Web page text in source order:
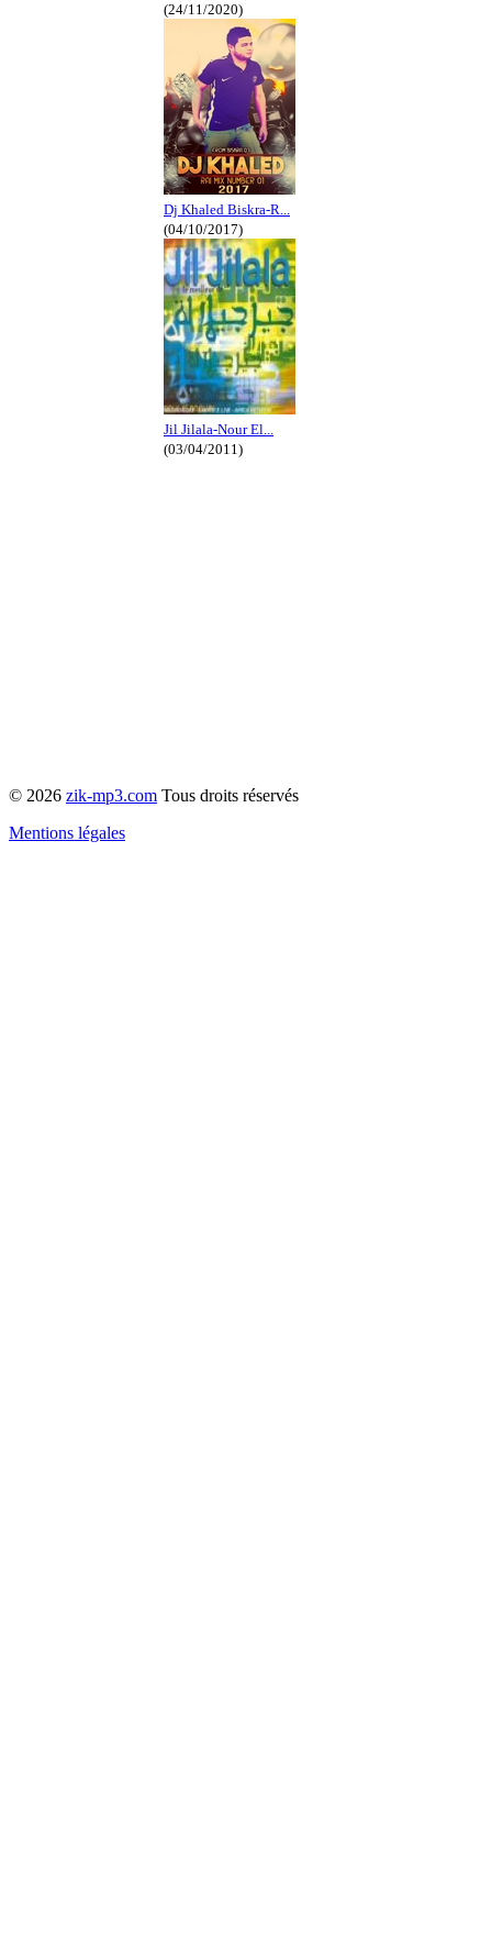
(24/11/2020)
Dj Khaled Biskra-R...
(04/10/2017)
Jil Jilala-Nour El...
(03/04/2011)
© 2026 zik-mp3.com Tous droits réservés
Mentions légales